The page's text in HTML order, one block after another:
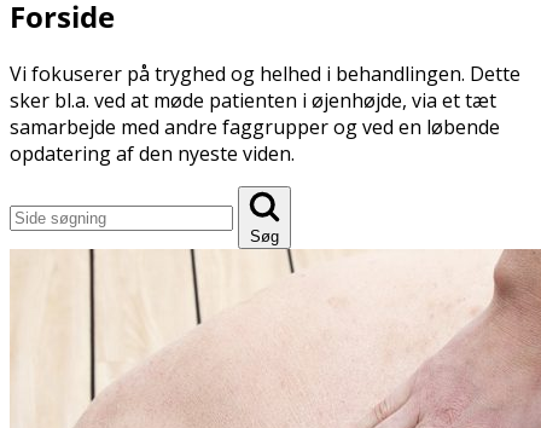
Babymotorik
Kolik baby
Forside
Vi fokuserer på tryghed og helhed i behandlingen. Dette
sker bl.a. ved at møde patienten i øjenhøjde, via et tæt
samarbejde med andre faggrupper og ved en løbende
opdatering af den nyeste viden.
Søg